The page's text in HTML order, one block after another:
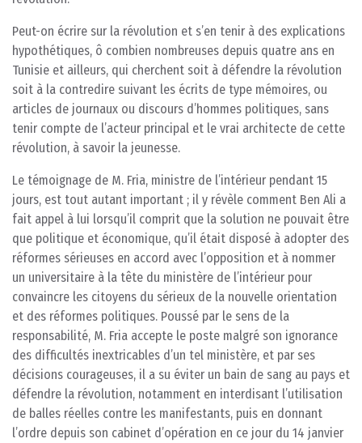
Peut-on écrire sur la révolution et s’en tenir à des explications
hypothétiques, ô combien nombreuses depuis quatre ans en
Tunisie et ailleurs, qui cherchent soit à défendre la révolution
soit à la contredire suivant les écrits de type mémoires, ou
articles de journaux ou discours d’hommes politiques, sans
tenir compte de l’acteur principal et le vrai architecte de cette
révolution, à savoir la jeunesse.
Le témoignage de M. Fria, ministre de l’intérieur pendant 15
jours, est tout autant important ; il y révèle comment Ben Ali a
fait appel à lui lorsqu’il comprit que la solution ne pouvait être
que politique et économique, qu’il était disposé à adopter des
réformes sérieuses en accord avec l’opposition et à nommer
un universitaire à la tête du ministère de l’intérieur pour
convaincre les citoyens du sérieux de la nouvelle orientation
et des réformes politiques. Poussé par le sens de la
responsabilité, M. Fria accepte le poste malgré son ignorance
des difficultés inextricables d’un tel ministère, et par ses
décisions courageuses, il a su éviter un bain de sang au pays et
défendre la révolution, notamment en interdisant l’utilisation
de balles réelles contre les manifestants, puis en donnant
l’ordre depuis son cabinet d’opération en ce jour du 14 janvier